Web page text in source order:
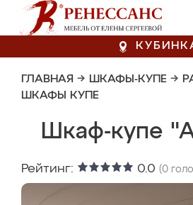
ГЛАВНАЯ → ШКАФЫ-КУПЕ →
ШКАФЫ КУПЕ
Шкаф-купе
Рейтинг: 0.0 (0